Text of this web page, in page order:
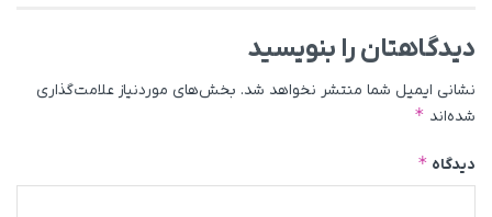
دیدگاهتان را بنویسید
نشانی ایمیل شما منتشر نخواهد شد. بخش‌های موردنیاز علامت‌گذاری
شده‌اند *
دیدگاه *